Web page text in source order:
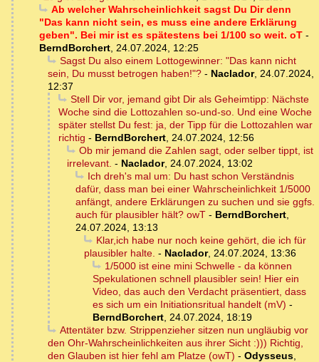
Ab welcher Wahrscheinlichkeit sagst Du Dir denn
"Das kann nicht sein, es muss eine andere Erklärung
geben". Bei mir ist es spätestens bei 1/100 so weit. oT -
BerndBorchert, 24.07.2024, 12:25
Sagst Du also einem Lottogewinner: "Das kann nicht
sein, Du musst betrogen haben!"? - Naclador, 24.07.2024,
12:37
Stell Dir vor, jemand gibt Dir als Geheimtipp: Nächste
Woche sind die Lottozahlen so-und-so. Und eine Woche
später stellst Du fest: ja, der Tipp für die Lottozahlen war
richtig - BerndBorchert, 24.07.2024, 12:56
Ob mir jemand die Zahlen sagt, oder selber tippt, ist
irrelevant. - Naclador, 24.07.2024, 13:02
Ich dreh's mal um: Du hast schon Verständnis
dafür, dass man bei einer Wahrscheinlichkeit 1/5000
anfängt, andere Erklärungen zu suchen und sie ggfs.
auch für plausibler hält? owT - BerndBorchert,
24.07.2024, 13:13
Klar,ich habe nur noch keine gehört, die ich für
plausibler halte. - Naclador, 24.07.2024, 13:36
1/5000 ist eine mini Schwelle - da können
Spekulationen schnell plausibler sein! Hier ein
Video, das auch den Verdacht präsentiert, dass
es sich um ein Initiationsritual handelt (mV) -
BerndBorchert, 24.07.2024, 18:19
Attentäter bzw. Strippenzieher sitzen nun ungläubig vor
den Ohr-Wahrscheinlichkeiten aus ihrer Sicht :))) Richtig,
den Glauben ist hier fehl am Platze (owT) - Odysseus,